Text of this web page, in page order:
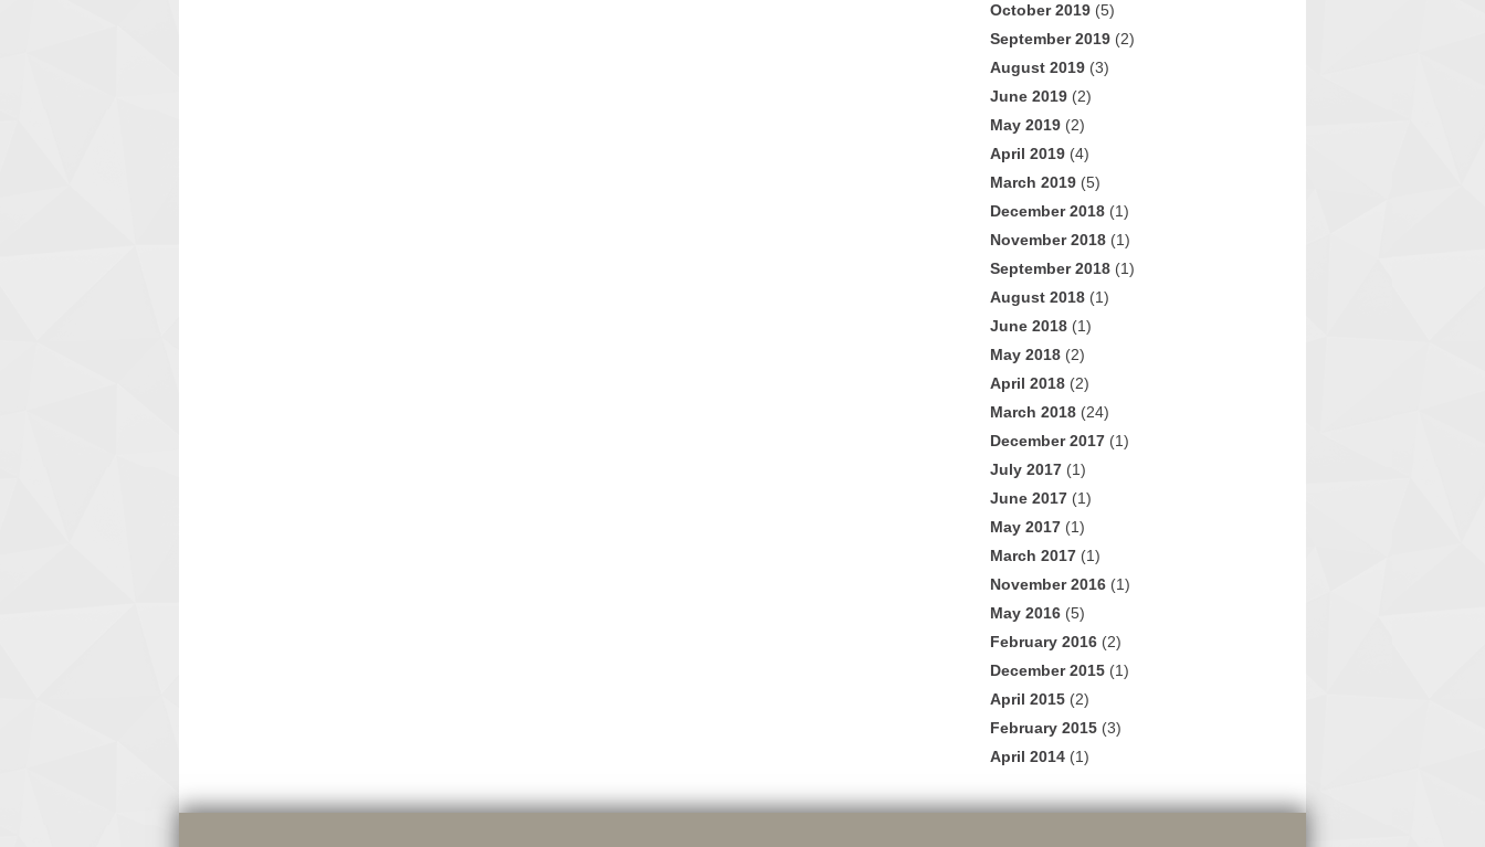
October 2019 (5)
September 2019 (2)
August 2019 (3)
June 2019 (2)
May 2019 (2)
April 2019 (4)
March 2019 (5)
December 2018 (1)
November 2018 (1)
September 2018 (1)
August 2018 (1)
June 2018 (1)
May 2018 (2)
April 2018 (2)
March 2018 (24)
December 2017 (1)
July 2017 (1)
June 2017 (1)
May 2017 (1)
March 2017 (1)
November 2016 (1)
May 2016 (5)
February 2016 (2)
December 2015 (1)
April 2015 (2)
February 2015 (3)
April 2014 (1)